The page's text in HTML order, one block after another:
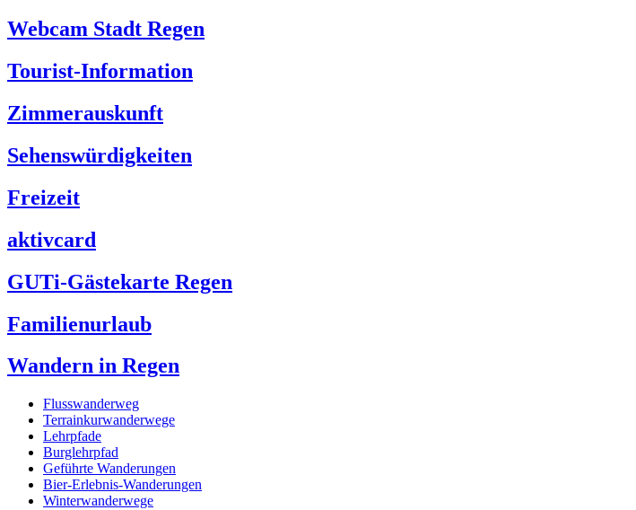
Webcam Stadt Regen
Tourist-Information
Zimmerauskunft
Sehenswürdigkeiten
Freizeit
aktivcard
GUTi-Gästekarte Regen
Familienurlaub
Wandern in Regen
Flusswanderweg
Terrainkurwanderwege
Lehrpfade
Burglehrpfad
Geführte Wanderungen
Bier-Erlebnis-Wanderungen
Winterwanderwege